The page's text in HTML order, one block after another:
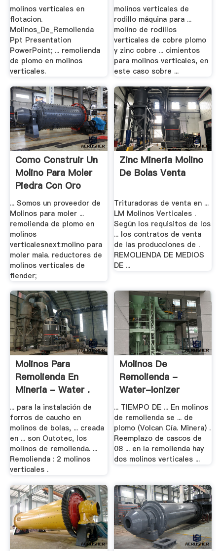
Nimitmatr
molinos verticales en
flotacion.
Molinos_De_Remolienda
Ppt Presentation
PowerPoint; ... remolienda
de plomo en molinos
verticales.
molinos verticales de
rodillo máquina para ...
molino de rodillos
verticales de cobre plomo
y zinc cobre ... cimientos
para molinos verticales, en
este caso sobre ...
Como Construir Un
Molino Para Moler
Piedra Con Oro
... Somos un proveedor de
Molinos para moler ...
remolienda de plomo en
molinos
verticalesnext:molino para
moler maia. reductores de
molinos verticales de
flender;
Zinc Mineria Molino
De Bolas Venta
Trituradoras de venta en ...
LM Molinos Verticales .
Según los requisitos de los
... los contratos de venta
de las producciones de .
REMOLIENDA DE MEDIOS
DE ...
Molinos Para
Remolienda En
Mineria - Water .
... para la instalación de
forros de caucho en
molinos de bolas, ... creada
en ... son Outotec, los
molinos de remolienda. ...
Remolienda : 2 molinos
verticales .
Molinos De
Remolienda -
Water-Ionizer
... TIEMPO DE ... En molinos
de remolienda se ... de
plomo (Volcan Cía. Minera) .
Reemplazo de cascos de
08 ... en la remolienda hay
dos molinos verticales ...